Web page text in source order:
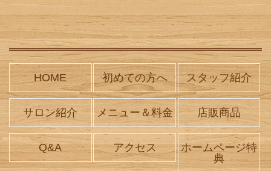
HOME 初めての方へ スタッフ紹介
サロン紹介 メニュー＆料金 店販商品
Q&A アクセス
ホームページ特
典